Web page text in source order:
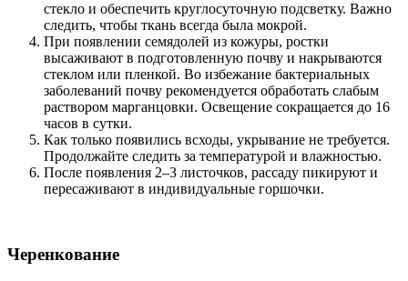
стекло и обеспечить круглосуточную подсветку. Важно
следить, чтобы ткань всегда была мокрой.
При появлении семядолей из кожуры, ростки
высаживают в подготовленную почву и накрываются
стеклом или пленкой. Во избежание бактериальных
заболеваний почву рекомендуется обработать слабым
раствором марганцовки. Освещение сокращается до 16
часов в сутки.
Как только появились всходы, укрывание не требуется.
Продолжайте следить за температурой и влажностью.
После появления 2–3 листочков, рассаду пикируют и
пересаживают в индивидуальные горшочки.
Черенкование